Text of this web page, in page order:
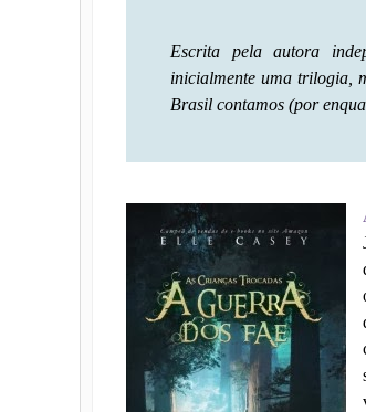
Escrita pela autora
inicialmente uma trilogia,
Brasil contamos (por